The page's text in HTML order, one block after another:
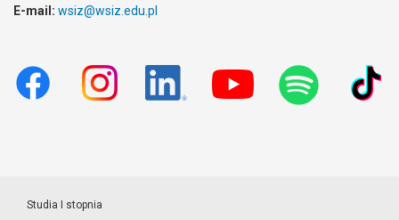
E-mail: wsiz@wsiz.edu.pl
Studia I stopnia